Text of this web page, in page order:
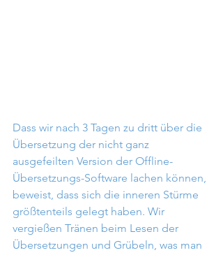
Dass wir nach 3 Tagen zu dritt über die
Übersetzung der nicht ganz
ausgefeilten Version der Offline-
Übersetzungs-Software lachen können,
beweist, dass sich die inneren Stürme
größtenteils gelegt haben. Wir
vergießen Tränen beim Lesen der
Übersetzungen und Grübeln, was man